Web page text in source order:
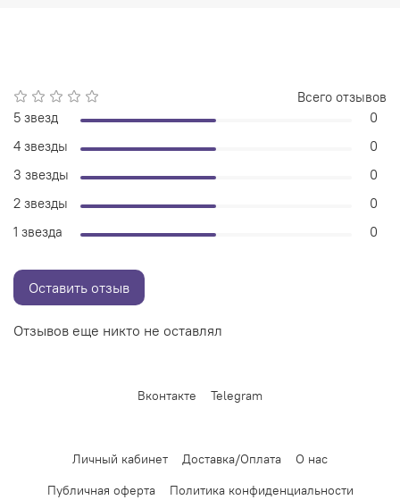
Отзывов еще никто не оставлял
Всего отзывов
5 звезд
0
4 звезды
0
3 звезды
0
2 звезды
0
1 звезда
0
Оставить отзыв
Вконтакте Telegram
Личный кабинет Доставка/Оплата
О нас
Публичная оферта
Политика конфиденциальности